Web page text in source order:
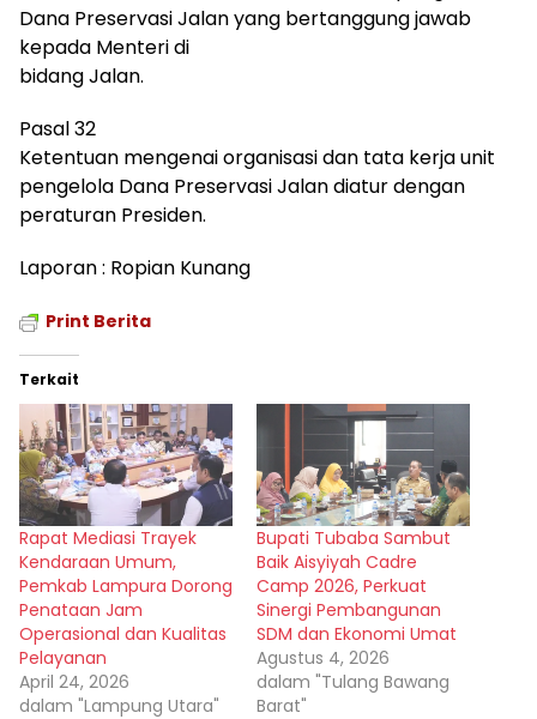
Dana Preservasi Jalan yang bertanggung jawab
kepada Menteri di
bidang Jalan.
Pasal 32
Ketentuan mengenai organisasi dan tata kerja unit
pengelola Dana Preservasi Jalan diatur dengan
peraturan Presiden.
Laporan : Ropian Kunang
Print Berita
Terkait
Rapat Mediasi Trayek
Kendaraan Umum,
Pemkab Lampura Dorong
Penataan Jam
Operasional dan Kualitas
Pelayanan
April 24, 2026
dalam "Lampung Utara"
Bupati Tubaba Sambut
Baik Aisyiyah Cadre
Camp 2026, Perkuat
Sinergi Pembangunan
SDM dan Ekonomi Umat
Agustus 4, 2026
dalam "Tulang Bawang
Barat"